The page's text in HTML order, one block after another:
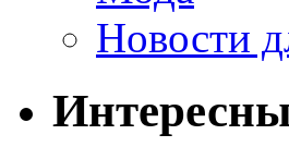
Новости